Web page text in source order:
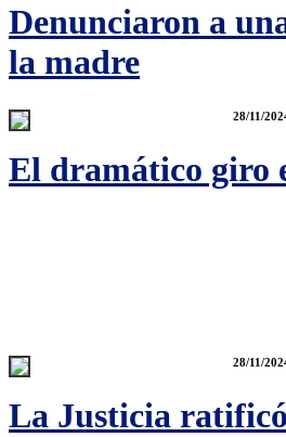
Denunciaron a
la madre
28/11/
El dramático giro
28/11/
La Justicia